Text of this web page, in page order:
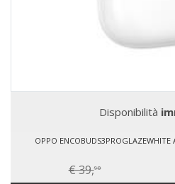
Disponibilità
OPPO
€ 39,90